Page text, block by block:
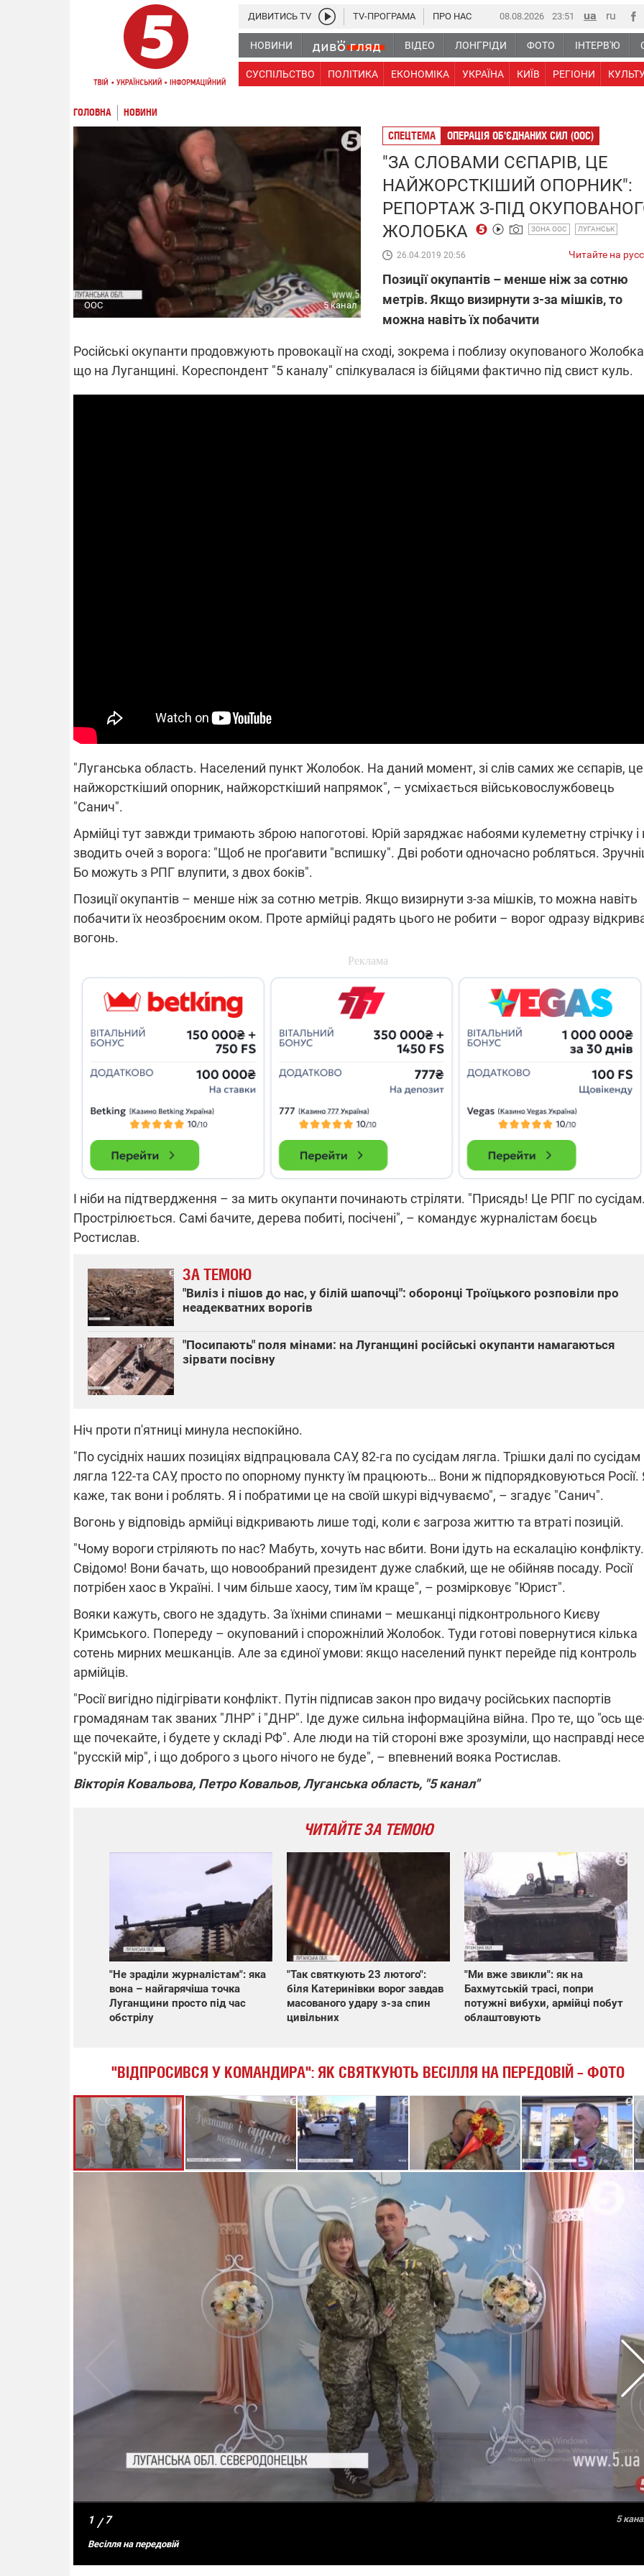
08.08.2026 23 51
НОВИНИ ВІДЕО ЛОНГРІДИ ФОТО ІНТЕРВ'Ю
СУСПІЛЬСТВО ПОЛІТИКА ЕКОНОМІКА УКРАЇНА КИЇВ РЕГІОНИ
ДИВИТИСЬ TV TV-ПРОГРАМА ПРО НАС
ГОЛОВНА НОВИНИ
ООС 5 канал
СПЕЦТЕМА ОПЕРАЦІЯ ОБ'ЄДНАНИХ СИЛ (ООС)
"ЗА СЛОВАМИ СЄПАРІВ, ЦЕ
НАЙЖОРСТКІШИЙ ОПОРНИК":
РЕПОРТАЖ З-ПІД
ЖОЛОБКА
ЗОНА ООС ЛУГАНСЬК
26.04.2019 20:56 Читайте на
Позиції окупантів – менше ніж за сотню
метрів. Якщо визирнути з-за мішків, то
можна навіть їх побачити
Російські окупанти продовжують провокації на сході, зокрема і поблизу окупованого
що на Луганщині. Кореспондент "5 каналу" спілкувалася із бійцями фактично під свист куль.
"Луганська область. Населений пункт Жолобок. На даний момент, зі слів самих же сєпарів, це
найжорсткіший опорник, найжорсткіший напрямок", – усміхається військовослужбовець
"Санич".
Армійці тут завжди тримають зброю напоготові. Юрій заряджає набоями кулеметну стрічку і
зводить очей з ворога: "Щоб не проґавити "вспишку". Дві роботи одночасно робляться.
Бо можуть з РПГ влупити, з двох боків".
Позиції окупантів – менше ніж за сотню метрів. Якщо визирнути з-за мішків, то можна навіть
побачити їх неозброєним оком. Проте армійці радять цього не робити – ворог одразу
вогонь.
І ніби на підтвердження – за мить окупанти починають стріляти. "Присядь! Це РПГ по сусідам.
Прострілюється. Самі бачите, дерева побиті, посічені", – командує журналістам боєць
Ростислав.
ЗА ТЕМОЮ
"Виліз і пішов до нас, у білій шапочці": оборонці Троїцького розповіли про
неадекватних ворогів
"Посипають" поля мінами: на Луганщині російські окупанти намагаються
зірвати посівну
Ніч проти п'ятниці минула неспокійно.
"По сусідніх наших позиціях відпрацювала САУ, 82-га по сусідам лягла. Трішки далі по сусідам
лягла 122-та САУ, просто по опорному пункту їм працюють… Вони ж підпорядковуються Росії.
каже, так вони і роблять. Я і побратими це на своїй шкурі відчуваємо", – згадує "Санич".
Вогонь у відповідь армійці відкривають лише тоді, коли є загроза життю та втраті позицій.
"Чому вороги стріляють по нас? Мабуть, хочуть нас вбити. Вони ідуть на ескалацію конфлікту.
Свідомо! Вони бачать, що новообраний президент дуже слабкий, ще не обійняв посаду. Росії
потрібен хаос в Україні. І чим більше хаосу, тим їм краще", – розмірковує "Юрист".
Вояки кажуть, свого не здадуть. За їхніми спинами – мешканці підконтрольного Києву
Кримського. Попереду – окупований і спорожнілий Жолобок. Туди готові повернутися кілька
сотень мирних мешканців. Але за єдиної умови: якщо населений пункт перейде під контроль
армійців.
"Росії вигідно підігрівати конфлікт. Путін підписав закон про видачу російських паспортів
громадянам так званих "ЛНР" і "ДНР". Іде дуже сильна інформаційна війна. Про те, що "ось
ще почекайте, і будете у складі РФ". Але люди на тій стороні вже зрозуміли, що насправді несе
"русскій мір", і що доброго з цього нічого не буде", – впевнений вояка Ростислав.
Вікторія Ковальова, Петро Ковальов, Луганська область, "5 канал"
ЧИТАЙТЕ ЗА ТЕМОЮ
"Не зраділи журналістам": яка
вона – найгарячіша точка
Луганщини просто під час
обстрілу
"Так святкують 23 лютого":
біля Катеринівки ворог завдав
масованого удару з-за спин
цивільних
"Ми вже звикли": як на
Бахмутській трасі, попри
потужні вибухи, армійці побут
облаштовують
"ВІДПРОСИВСЯ У КОМАНДИРА": ЯК СВЯТКУЮТЬ ВЕСІЛЛЯ НА ПЕРЕДОВІЙ – ФОТО
1 /7 5
Весілля на передовій
ПЛІВКИ МІНДІЧА: СПРАВА
ОБОРУДОК ДРУГА
РЕБ і пікапи – триває
одразу чотирьох
бригада Повітряних
НРК Numo